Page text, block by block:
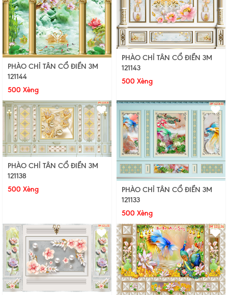
PHÀO CHỈ TÂN CỔ ĐIỂN 3M
121144
500 Xèng
PHÀO CHỈ TÂN CỔ ĐIỂN 3M
121143
500 Xèng
PHÀO CHỈ TÂN CỔ ĐIỂN 3M
121138
500 Xèng
PHÀO CHỈ TÂN CỔ ĐIỂN 3M
121133
500 Xèng